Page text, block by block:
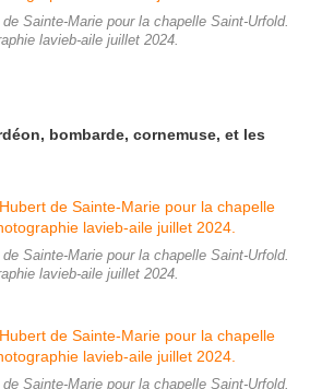
Sainte-Marie pour la chapelle Saint-Urfold.
lavieb-aile juillet 2024.
bombarde, cornemuse, et les
Sainte-Marie pour la chapelle Saint-Urfold.
lavieb-aile juillet 2024.
Sainte-Marie pour la chapelle Saint-Urfold.